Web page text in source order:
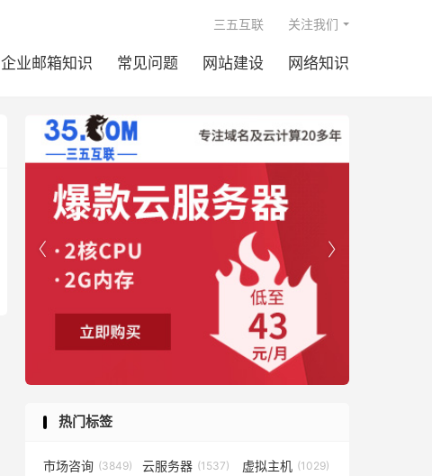
企业邮箱知识 常见问题 网站建设 网络知识
三五互联 关注我们


热门标签
市场咨询 (3849) 云服务器 (1537) 虚拟主机 (1029)